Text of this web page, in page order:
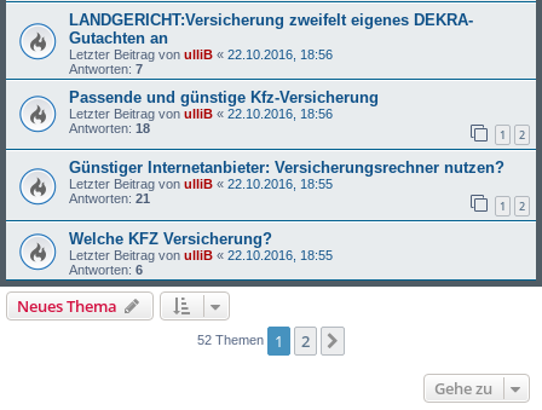
LANDGERICHT:Versicherung zweifelt eigenes DEKRA-
Gutachten an
Letzter Beitrag von ulliB « 22.10.2016, 18:56
Antworten: 7
Passende und günstige Kfz-Versicherung
Letzter Beitrag von ulliB « 22.10.2016, 18:56
Antworten: 18 1 2
Günstiger Internetanbieter: Versicherungsrechner nutzen?
Letzter Beitrag von ulliB « 22.10.2016, 18:55
Antworten: 21 1 2
Welche KFZ Versicherung?
Letzter Beitrag von ulliB « 22.10.2016, 18:55
Antworten: 6
Neues Thema
52 Themen 1 2
Gehe zu